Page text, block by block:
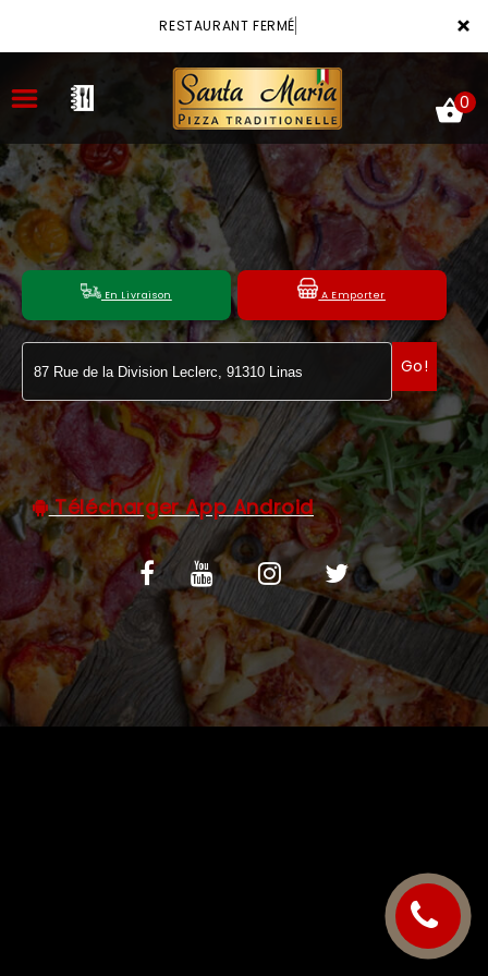
×
RESTAURANT FERMÉ
ACCUEIL
LA CARTE
VOTRE COMPTE
NOTRE RESTAURANT
VOS AVIS
MENTIONS LÉGALES
C.G.V
0
En Livraison A Emporter
Go!
Télécharger App Android